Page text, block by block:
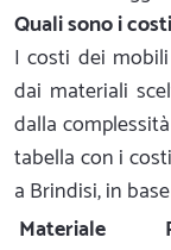
Quali sono i
I costi dei
dai materiali
dalla
tabella con i
a Brindisi, in
Materiale